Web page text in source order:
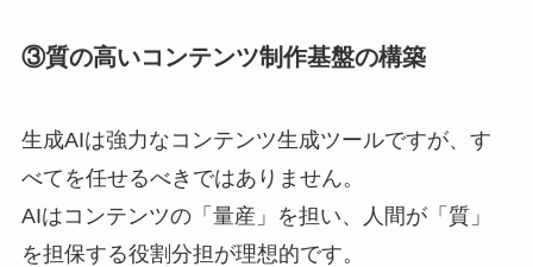
③質の高いコンテンツ制作基盤の構築
生成AIは強力なコンテンツ生成ツールですが、す
べてを任せるべきではありません。
AIはコンテンツの「量産」を担い、人間が「質」
を担保する役割分担が理想的です。